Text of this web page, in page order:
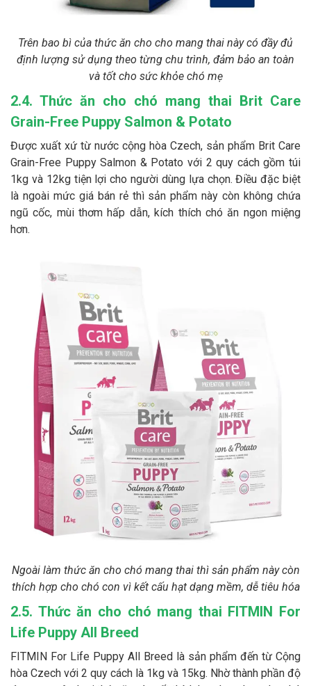
Trên bao bì của thức ăn cho cho mang thai này có đầy đủ
định lượng sử dụng theo từng chu trình, đảm bảo an toàn
và tốt cho sức khỏe chó mẹ
2.4. Thức ăn cho chó mang thai Brit Care
Grain-Free Puppy Salmon & Potato
Được xuất xứ từ nước cộng hòa Czech, sản phẩm Brit Care
Grain-Free Puppy Salmon & Potato với 2 quy cách gồm túi
1kg và 12kg tiện lợi cho người dùng lựa chọn. Điều đặc biệt
là ngoài mức giá bán rẻ thì sản phẩm này còn không chứa
ngũ cốc, mùi thơm hấp dẫn, kích thích chó ăn ngon miệng
hơn.
Ngoài làm thức ăn cho chó mang thai thì sản phẩm này còn
thích hợp cho chó con vì kết cấu hạt dạng mềm, dễ tiêu hóa
2.5. Thức ăn cho chó mang thai FITMIN For
Life Puppy All Breed
FITMIN For Life Puppy All Breed là sản phẩm đến từ Cộng
hòa Czech với 2 quy cách là 1kg và 15kg. Nhờ thành phần độ